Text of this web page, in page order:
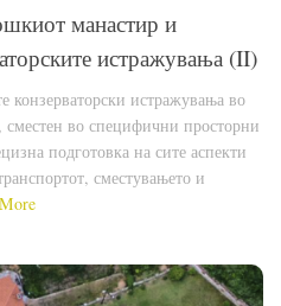
манастир и
истражувања (II)
конзерваторски истражувања во
во специфични просторни
подготовка на сите аспекти
сместувањето и